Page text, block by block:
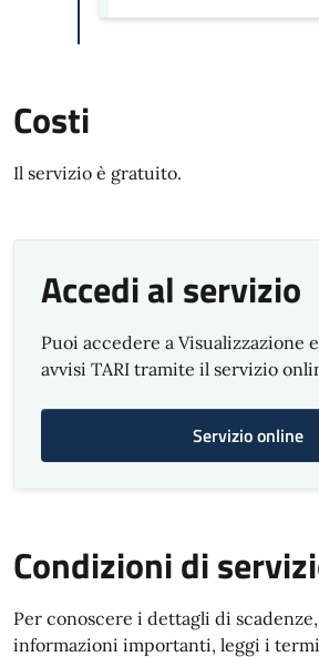
Costi
Il servizio è gratuito.
Accedi al servizio
Puoi accedere a Visualizzazione
avvisi TARI tramite il servizio
Servizio online
Condizioni di
Per conoscere i dettagli di
informazioni importanti, leggi i